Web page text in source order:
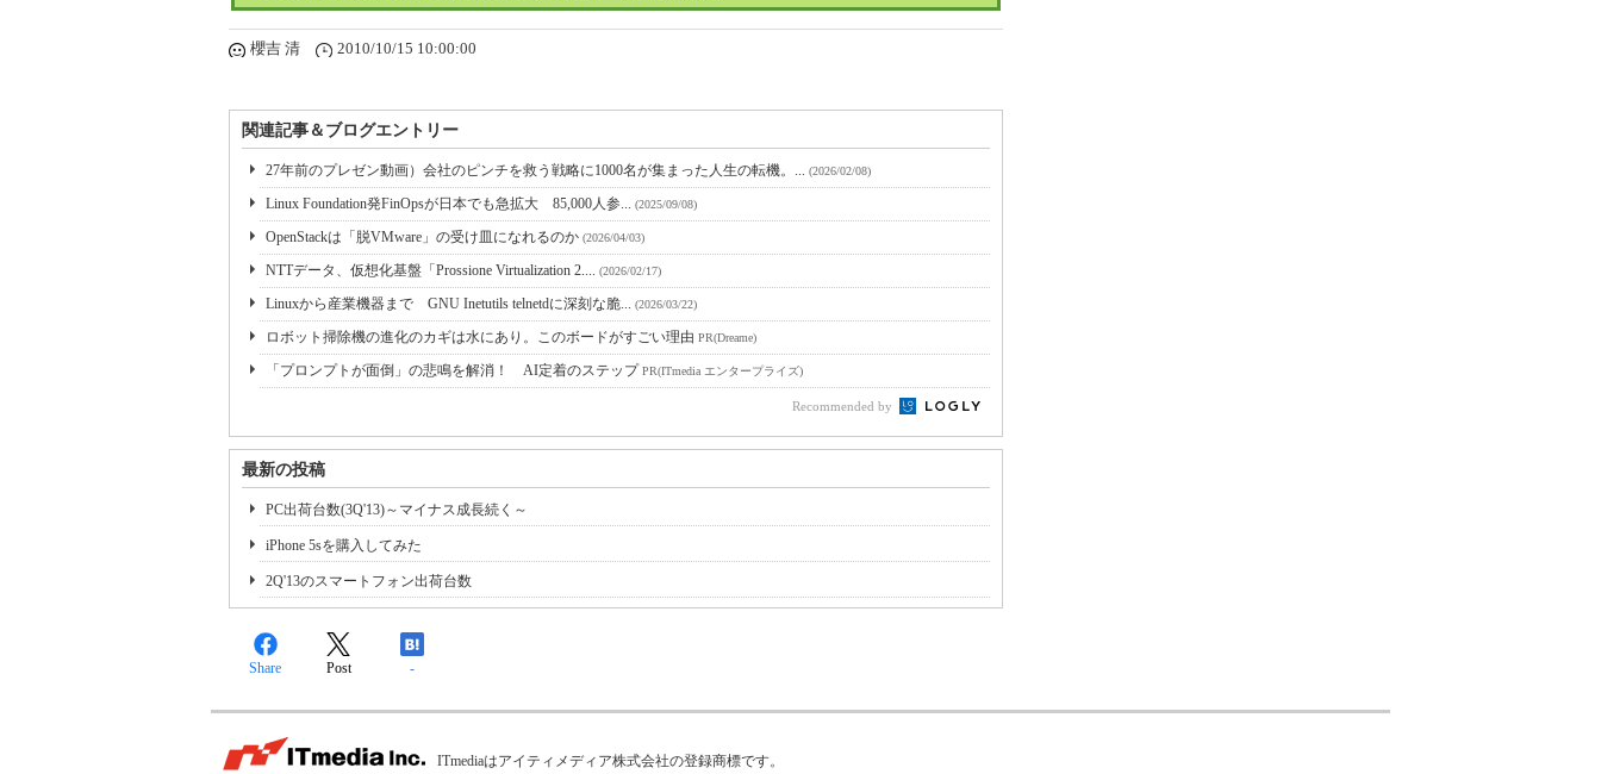
櫻吉 清 2010/10/15 10:00:00
関連記事＆ブログエントリー
27年前のプレゼン動画）会社のピンチを救う戦略に1000名が集まった人生の転機。... (2026/02/08)
Linux Foundation発FinOpsが日本でも急拡大 85,000人参... (2025/09/08)
OpenStackは「脱VMware」の受け皿になれるのか (2026/04/03)
NTTデータ、仮想化基盤「Prossione Virtualization 2.... (2026/02/17)
Linuxから産業機器まで GNU Inetutils telnetdに深刻な脆... (2026/03/22)
ロボット掃除機の進化のカギは水にあり。このボードがすごい理由 PR(Dreame)
「プロンプトが面倒」の悲鳴を解消！ AI定着のステップPR(ITmedia エンタープライズ)
Recommended by
最新の投稿
PC出荷台数(3Q'13)～マイナス成長続く～
iPhone 5sを購入してみた
2Q'13のスマートフォン出荷台数
Share Post -
ITmediaはアイティメディア株式会社の登録商標です。